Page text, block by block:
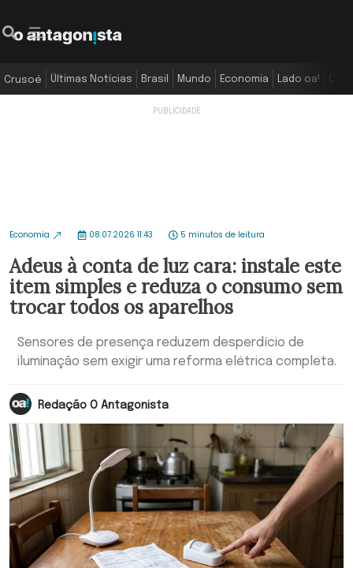
Crusoé Últimas Notícias Brasil Mundo Economia Lado oa!
Economia 08.07.2026 11:43 5 minutos de leitura
Adeus à conta de luz cara: instale este
item simples e reduza o consumo sem
trocar todos os aparelhos
Sensores de presença reduzem desperdício de
iluminação sem exigir uma reforma elétrica completa.
Redação O Antagonista